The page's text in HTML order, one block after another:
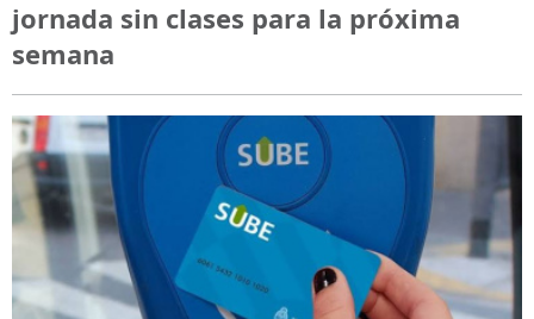
jornada sin clases para la próxima
semana